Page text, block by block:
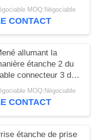
électrique de cable
étanche de
MOQ:Négociable
CONTACT
allumant la
étanche 2 du
connecteur 3 de
vis 3 type de 4 bornes
MOQ:Négociable
CONTACT
étanche de prise